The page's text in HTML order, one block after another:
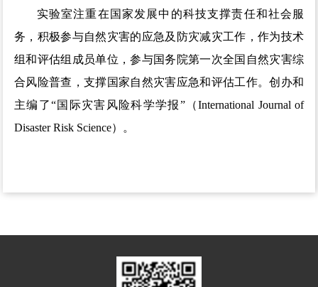
实验室注重在国家发展中的科技支撑责任和社会服
务，积极参与自然灾害的应急及防灾减灾工作，作为技术
组和评估组成员单位，参与国务院第一次全国自然灾害综
合风险普查，支撑国家自然灾害应急和评估工作。创办和
主编了“国际灾害风险科学学报”（International Journal of
Disaster Risk Science）。